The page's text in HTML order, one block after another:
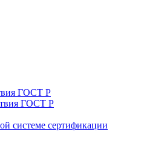
ГОСТ Р
ГОСТ Р
системе сертификации